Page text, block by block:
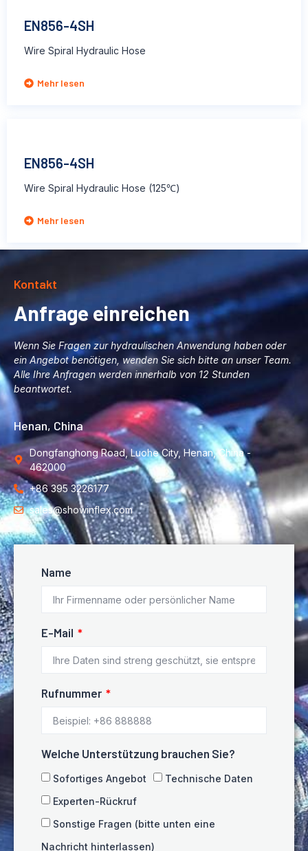
EN856-4SH
Wire Spiral Hydraulic Hose
Mehr lesen
EN856-4SH
Wire Spiral Hydraulic Hose (125℃)
Mehr lesen
Kontakt
Anfrage einreichen
Wenn Sie Fragen zur hydraulischen Anwendung haben oder
ein Angebot benötigen, wenden Sie sich bitte an unser Team.
Alle Ihre Anfragen werden innerhalb von 12 Stunden
beantwortet.
Henan, China
Dongfanghong Road, Luohe City, Henan, China -
462000
+86 395 3226177
sales@showinflex.com
Name
E-Mail
Rufnummer
Welche Unterstützung brauchen Sie?
Sofortiges Angebot
Technische Daten
Experten-Rückruf
Sonstige Fragen (bitte unten eine
Nachricht hinterlassen)